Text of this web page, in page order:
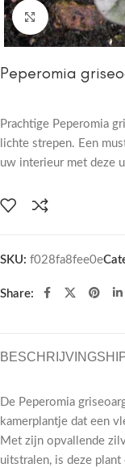
Click to enlarge
Peperomia
Prachtige Peperomia
lichte strepen. Een
uw interieur met deze
SKU: f028fa8fee0e
Share:
BESCHRIJVING
De Peperomia
kamerplantje dat een
Met zijn opvallende
uitstralen, is deze